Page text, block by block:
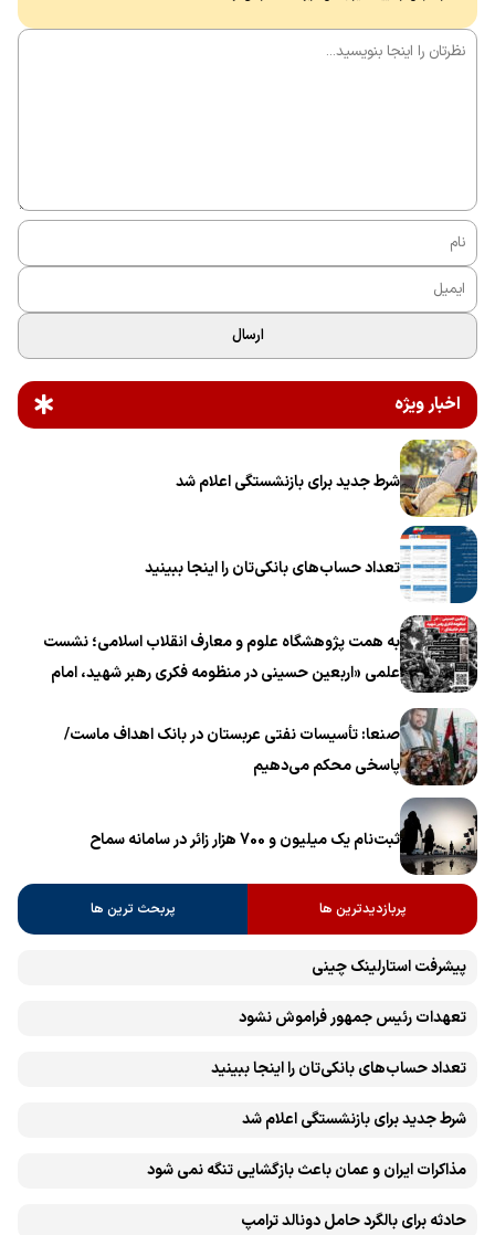
ارسال
اخبار ویژه
شرط جدید برای بازنشستگی اعلام شد
تعداد حساب‌های بانکی‌تان را اینجا ببینید
به همت پژوهشگاه علوم و معارف انقلاب اسلامی؛ نشست
علمی «اربعین حسینی در منظومه فکری رهبر شهید، امام
صنعا: تأسیسات نفتی عربستان در بانک اهداف ماست/
پاسخی محکم می‌دهیم
ثبت‌نام یک میلیون و 700 هزار زائر در سامانه سماح ‌
پربازدیدترین ها پربحث ترین ها
پیشرفت ‏استارلینک چینی
تعهدات رئیس جمهور فراموش نشود
تعداد حساب‌های بانکی‌تان را اینجا ببینید
شرط جدید برای بازنشستگی اعلام شد
مذاکرات ایران و عمان باعث بازگشایی تنگه نمی شود
حادثه برای بالگرد حامل دونالد ترامپ